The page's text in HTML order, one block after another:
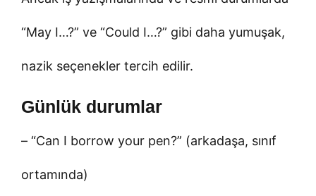
“May I…?” ve “Could I…?” gibi daha yumuşak,
nazik seçenekler tercih edilir.
Günlük durumlar
– “Can I borrow your pen?” (arkadaşa, sınıf
ortamında)